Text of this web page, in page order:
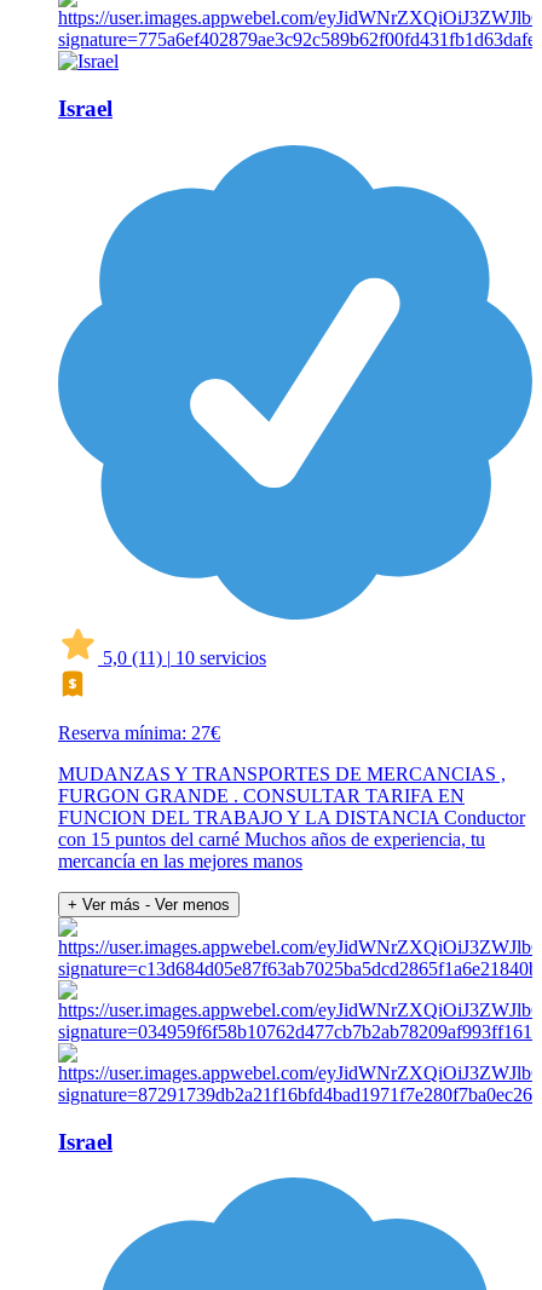
Israel
5,0 (11) | 10 servicios
Reserva mínima: 27€
MUDANZAS Y TRANSPORTES DE MERCANCIAS ,
FURGON GRANDE . CONSULTAR TARIFA EN
FUNCION DEL TRABAJO Y LA DISTANCIA Conductor
con 15 puntos del carné Muchos años de experiencia, tu
mercancía en las mejores manos
+ Ver más - Ver menos
Israel